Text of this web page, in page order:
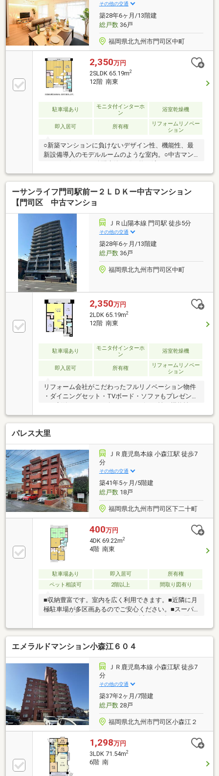
その他の交通
築28年6ヶ月/13階建
総戸数36戸
福岡県北九州市門司区中町
2,350万円
2SLDK 65.19m2
12階 南東
駐車場あり
モニタ付インターホ
ン
浴室乾燥機
即入居可 所有権
リフォームリノベー
ション
○新築マンションに負けないデザイン性、機能性、最
新設備導入のモデルルームのような室内。○中古マン
ジングされたダイニングテーブルセット、TVボード、
ソファはプレゼント！○近隣駐車場2台確保済み（月々
6，500円/1台）○大里柳小・柳西中【当社自慢のワン
ストップサービス】・当社在籍スタッフはリフォー
ォーム費用もまとめてお見積り♪・住み替え先を探し
ながら、ご自宅の売却が並行して行えます！・もちろ
ん査定も無料です♪
ーサンライフ門司駅前ー２ＬＤＫー中古マンション
【門司区 中古マンショ
ＪＲ山陽本線 門司駅 徒歩5分
その他の交通
築28年6ヶ月/13階建
総戸数36戸
福岡県北九州市門司区中町
2,350万円
2LDK 65.19m2
12階 南東
駐車場あり
モニタ付インターホ
ン
浴室乾燥機
即入居可 所有権
リフォームリノベー
ション
リフォーム会社がこだわったフルリノベーション物件
・ダイニングセット・TVボード・ソファもプレゼン
最新設備導入で家具までセットしてこのモデルルーム
のような暮らしがすぐに体感出来ます♪実施日：2025
年10月 内装リフォーム箇所：キッチン、浴室、トイ
レ、壁、床、全室、全面、水回り内容：内装全面リノ
ベーション済
パレス大里
ＪＲ鹿児島本線 小森江駅 徒歩7
分
その他の交通
築41年5ヶ月/5階建
総戸数18戸
福岡県北九州市門司区下二十町
400万円
4DK 69.22m2
4階 南東
駐車場あり 即入居可
所有権
ペット相談可
2階以上 間取り図有り
■収納豊富です。室内を広く利用できます。■近隣に月
極駐車場が多区画あるのでご安心ください。■スーパ
物が楽しくなりそうです。■バス停、駅が近いので車
を運転しなくなっても移動に困りません。■大里東小
学校まで徒歩7分。お子様の通学が安心です。■ダイニ
ングを広く利用できる背面キッチンです。■和室2部屋
は繋げたり区切ったり用途に合わせて利用できます。
■和室は床の間があります。趣きがあります。■マンシ
ョン付近は交通量が少ないのでストレスなく運転でき
ます。■利便性の良い場所ですが、閑静でのんびりと
した生活ができる住環境です。
エメラルドマンション小森江６０４
ＪＲ鹿児島本線 小森江駅 徒歩7
分
その他の交通
築37年2ヶ月/7階建
総戸数28戸
福岡県北九州市門司区小森江２
1,298万円
3LDK 71.54m2
6階 南